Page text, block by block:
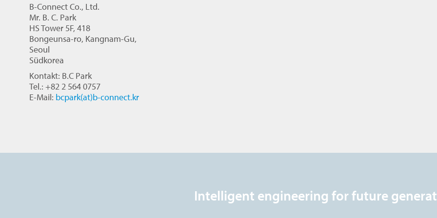
B-Connect Co., Ltd.
Mr. B. C. Park
HS Tower 5F, 418
Bongeunsa-ro, Kangnam-Gu,
Seoul
Südkorea
Kontakt: B.C Park
Tel.: +82 2 564 0757
E-Mail: bcpark(at)b-connect.kr
Intelligent engineering for future